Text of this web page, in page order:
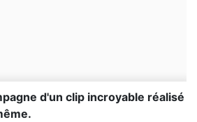
d'un clip incroyable réalisé